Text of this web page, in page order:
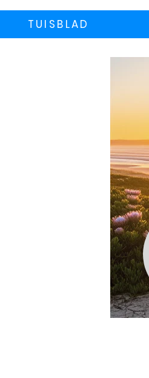
TUISBLAD